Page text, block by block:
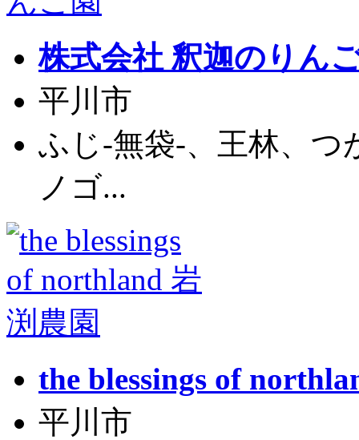
株式会社 釈迦のりん
平川市
ふじ-無袋-、王林、つ
ノゴ...
the blessings of
平川市